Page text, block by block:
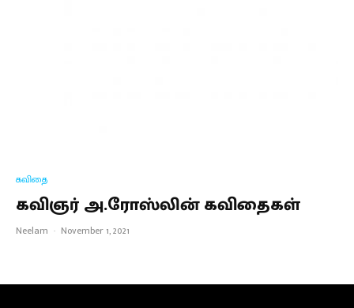
கவிதை
கவிஞர் அ.ரோஸ்லின் கவிதைகள்
Neelam · November 1, 2021